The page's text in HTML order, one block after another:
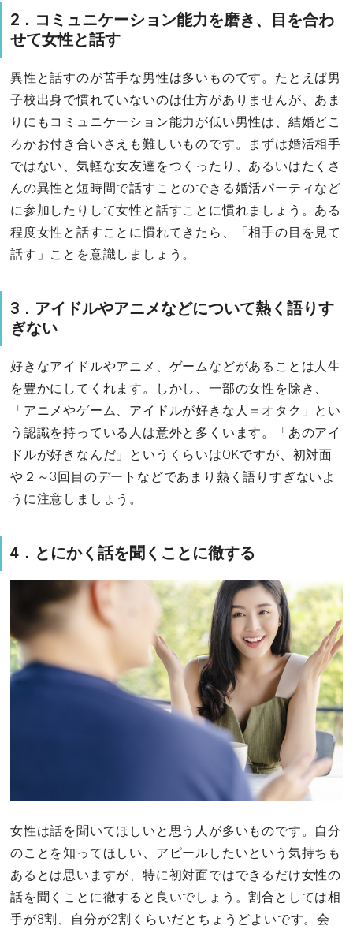
2．コミュニケーション能力を磨き、目を合わ
せて女性と話す
異性と話すのが苦手な男性は多いものです。たとえば男
子校出身で慣れていないのは仕方がありませんが、あま
りにもコミュニケーション能力が低い男性は、結婚どこ
ろかお付き合いさえも難しいものです。まずは婚活相手
ではない、気軽な女友達をつくったり、あるいはたくさ
んの異性と短時間で話すことのできる婚活パーティなど
に参加したりして女性と話すことに慣れましょう。ある
程度女性と話すことに慣れてきたら、「相手の目を見て
話す」ことを意識しましょう。
3．アイドルやアニメなどについて熱く語りす
ぎない
好きなアイドルやアニメ、ゲームなどがあることは人生
を豊かにしてくれます。しかし、一部の女性を除き、
「アニメやゲーム、アイドルが好きな人＝オタク」とい
う認識を持っている人は意外と多くいます。「あのアイ
ドルが好きなんだ」というくらいはOKですが、初対面
や２～3回目のデートなどであまり熱く語りすぎないよ
うに注意しましょう。
4．とにかく話を聞くことに徹する
女性は話を聞いてほしいと思う人が多いものです。自分
のことを知ってほしい、アピールしたいという気持ちも
あるとは思いますが、特に初対面ではできるだけ女性の
話を聞くことに徹すると良いでしょう。割合としては相
手が8割、自分が2割くらいだとちょうどよいです。会